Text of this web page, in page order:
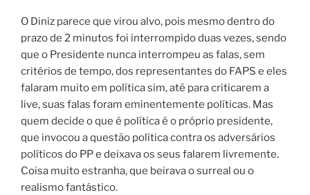
O Diniz parece que virou alvo, pois mesmo dentro do
prazo de 2 minutos foi interrompido duas vezes, sendo
que o Presidente nunca interrompeu as falas, sem
critérios de tempo, dos representantes do FAPS e eles
falaram muito em política sim, até para criticarem a
live, suas falas foram eminentemente políticas. Mas
quem decide o que é política é o próprio presidente,
que invocou a questão política contra os adversários
políticos do PP e deixava os seus falarem livremente.
Coisa muito estranha, que beirava o surreal ou o
realismo fantástico.